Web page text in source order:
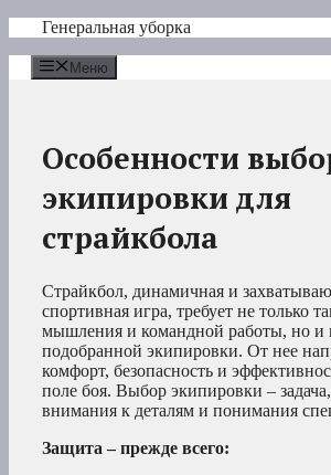
Перейти
содержимому
Генеральная уборка
Меню
Особенности
экипировки для
страйкбола
Страйкбол, динамичная и
спортивная игра, требует не только
мышления и командной работы, но и
подобранной экипировки. От нее
комфорт, безопасность и
поле боя. Выбор экипировки –
внимания к деталям и понимания
Защита – прежде всего: